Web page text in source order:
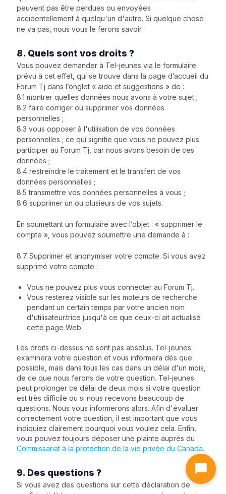
peuvent pas être perdues ou envoyées
accidentellement à quelqu'un d'autre. Si quelque chose
ne va pas, nous vous le ferons savoir.
8. Quels sont vos droits ?
Vous pouvez demander à Tel-jeunes via le formulaire
prévu à cet effet, qui se trouve dans la page d’accueil du
Forum Tj dans l’onglet « aide et suggestions » de :
8.1 montrer quelles données nous avons à votre sujet ;
8.2 faire corriger ou supprimer vos données
personnelles ;
8.3 vous opposer à l'utilisation de vos données
personnelles ; ce qui signifie que vous ne pouvez plus
participer au Forum Tj, car nous avons besoin de ces
données ;
8.4 restreindre le traitement et le transfert de vos
données personnelles ;
8.5 transmettre vos données personnelles à vous ;
8.6 supprimer un ou plusieurs de vos sujets.
En soumettant un formulaire avec l’objet : « supprimer le
compte », vous pouvez soumettre une demande à :
8.7 Supprimer et anonymiser votre compte. Si vous avez
supprimé votre compte :
Vous ne pouvez plus vous connecter au Forum Tj.
Vous resterez visible sur les moteurs de recherche
pendant un certain temps par votre ancien nom
d'utilisateur.trice jusqu'à ce que ceux-ci ait actualisé
cette page Web.
Les droits ci-dessus ne sont pas absolus. Tel-jeunes
examinera votre question et vous informera dès que
possible, mais dans tous les cas dans un délai d'un mois,
de ce que nous ferons de votre question. Tel-jeunes
peut prolonger ce délai de deux mois si votre question
est très difficile ou si nous recevons beaucoup de
questions. Nous vous informerons alors. Afin d'évaluer
correctement votre question, il est important que vous
indiquiez clairement pourquoi vous voulez cela. Enfin,
vous pouvez toujours déposer une plainte auprès du
Commissariat à la protection de la vie privée du Canada.
9. Des questions ?
Si vous avez des questions sur cette déclaration de